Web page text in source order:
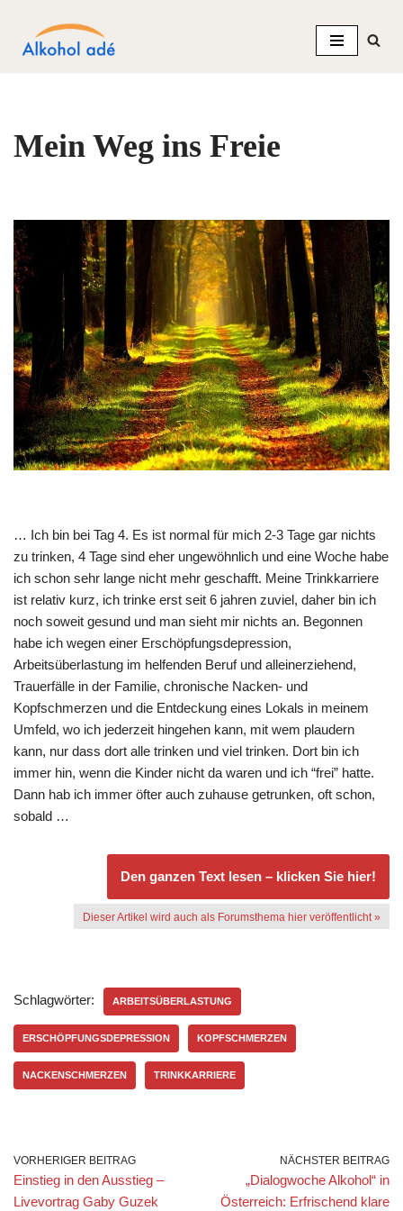
Zum
Mein Weg ins Freie
… Ich bin bei Tag 4. Es ist normal für mich 2-3 Tage gar nichts
zu trinken, 4 Tage sind eher ungewöhnlich und eine Woche habe
ich schon sehr lange nicht mehr geschafft. Meine Trinkkarriere
ist relativ kurz, ich trinke erst seit 6 jahren zuviel, daher bin ich
noch soweit gesund und man sieht mir nichts an. Begonnen
habe ich wegen einer Erschöpfungsdepression,
Arbeitsüberlastung im helfenden Beruf und alleinerziehend,
Trauerfälle in der Familie, chronische Nacken- und
Kopfschmerzen und die Entdeckung eines Lokals in meinem
Umfeld, wo ich jederzeit hingehen kann, mit wem plaudern
kann, nur dass dort alle trinken und viel trinken. Dort bin ich
immer hin, wenn die Kinder nicht da waren und ich “frei” hatte.
Dann hab ich immer öfter auch zuhause getrunken, oft schon,
sobald …
Den ganzen Text lesen – klicken Sie hier!
Dieser Artikel wird auch als Forumsthema hier veröffentlicht »
Schlagwörter: ARBEITSÜBERLASTUNG
ERSCHÖPFUNGSDEPRESSION KOPFSCHMERZEN
NACKENSCHMERZEN TRINKKARRIERE
VORHERIGER BEITRAG
Einstieg in den Ausstieg –
Livevortrag Gaby Guzek
NÄCHSTER BEITRAG
„Dialogwoche Alkohol“ in
Österreich: Erfrischend klare